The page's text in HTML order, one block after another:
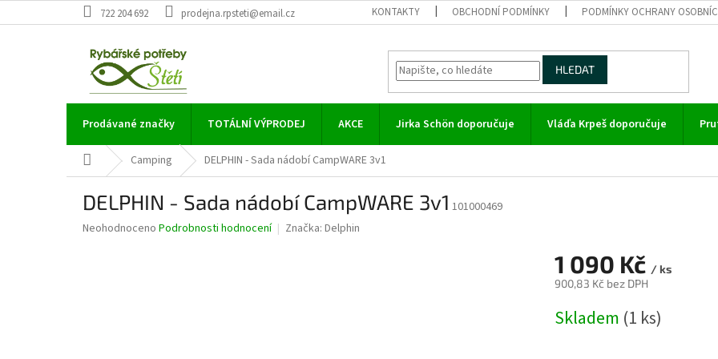
na
722 204 692 prodejna.rpsteti@email.cz KONTAKTY OBCHODNÍ PODMÍNKY PODMÍNKY OCHRANY
HLEDAT
Prodávané značky TOTÁLNÍ VÝPRODEJ AKCE Jirka Schön doporučuje Vláďa Krpeš doporučuje
Domů Camping DELPHIN - Sada nádobí CampWARE 3v1
DELPHIN - Sada nádobí CampWARE 3v1 101000469
Průměrné
Neohodnoceno Podrobnosti hodnocení Značka: Delphin
1 090 Kč / ks
900,83 Kč bez DPH
cena:
Skladem (1 ks)